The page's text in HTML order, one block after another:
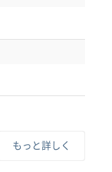
もっと詳しく